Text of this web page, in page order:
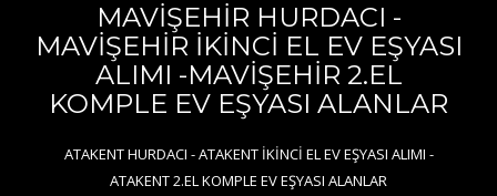
MAVİŞEHİR HURDACI -
MAVİŞEHİR İKİNCİ EL EV EŞYASI
ALIMI -MAVİŞEHİR 2.EL
KOMPLE EV EŞYASI ALANLAR
ATAKENT HURDACI - ATAKENT İKİNCİ EL EV EŞYASI ALIMI -
ATAKENT 2.EL KOMPLE EV EŞYASI ALANLAR